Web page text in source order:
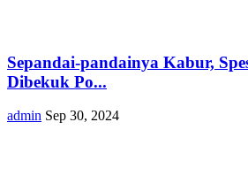
Sepandai-pandainya Kabur,
Dibekuk Po...
admin Sep 30, 2024